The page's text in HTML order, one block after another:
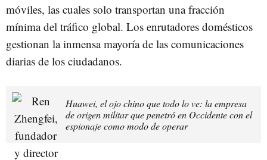
móviles, las cuales solo transportan una fracción
mínima del tráfico global. Los enrutadores domésticos
gestionan la inmensa mayoría de las comunicaciones
diarias de los ciudadanos.
Huawei, el ojo chino que todo lo ve: la empresa
de origen militar que penetró en Occidente con el
espionaje como modo de operar